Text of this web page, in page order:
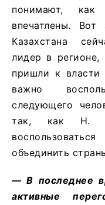
понимают,
впечатлены.
Казахстана
лидер в регионе,
пришли к
важно
следующего
так, как Н.
объединить
— В последнее
активные